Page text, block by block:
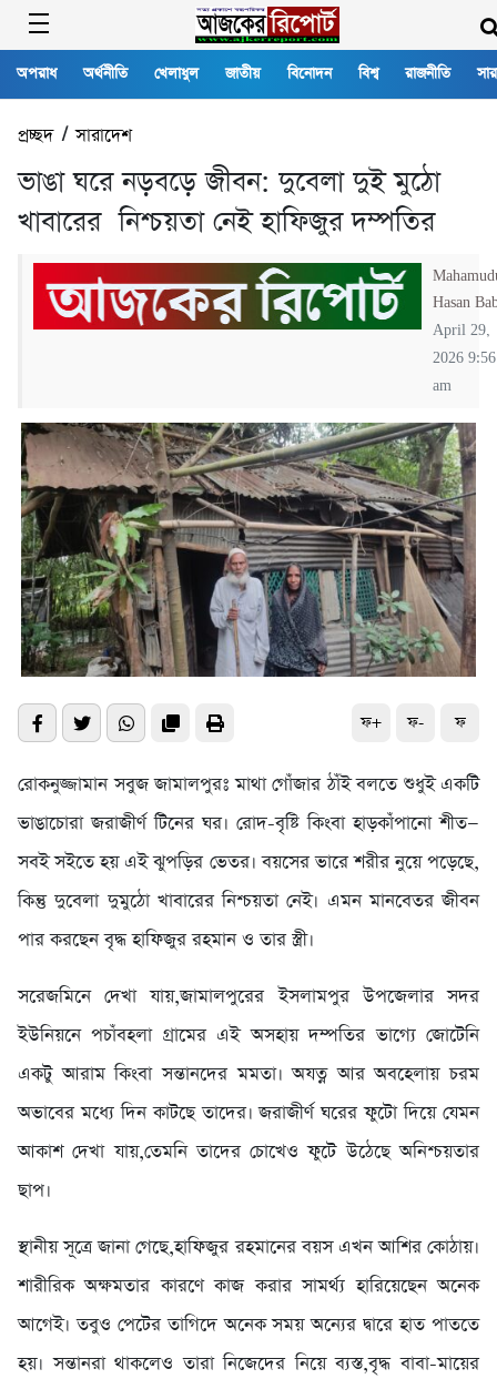
অপরাধ অর্থনীতি খেলাধুল জাতীয় বিনোদন বিশ্ব রাজনীতি
প্রচ্ছদ/সারাদেশ
ভাঙা ঘরে নড়বড়ে জীবন: দুবেলা দুই মুঠো
খাবারের নিশ্চয়তা নেই হাফিজুর দম্পতির
Hasan
April 29,
2026 9:56
am
ফ+ ফ- ফ
রোকনুজ্জামান সবুজ জামালপুরঃ মাথা গোঁজার ঠাঁই বলতে শুধুই একটি
ভাঙাচোরা জরাজীর্ণ টিনের ঘর। রোদ-বৃষ্টি কিংবা হাড়কাঁপানো শীত—
সবই সইতে হয় এই ঝুপড়ির ভেতর। বয়সের ভারে শরীর নুয়ে পড়েছে,
কিন্তু দুবেলা দুমুঠো খাবারের নিশ্চয়তা নেই। এমন মানবেতর জীবন
পার করছেন বৃদ্ধ হাফিজুর রহমান ও তার স্ত্রী।
​সরেজমিনে দেখা যায়,জামালপুরের ইসলামপুর উপজেলার সদর
ইউনিয়নে পচাঁবহলা গ্রামের এই অসহায় দম্পতির ভাগ্যে জোটেনি
একটু আরাম কিংবা সন্তানদের মমতা। অযত্ন আর অবহেলায় চরম
অভাবের মধ্যে দিন কাটছে তাদের। জরাজীর্ণ ঘরের ফুটো দিয়ে যেমন
আকাশ দেখা যায়,তেমনি তাদের চোখেও ফুটে উঠেছে অনিশ্চয়তার
ছাপ।
​স্থানীয় সূত্রে জানা গেছে,হাফিজুর রহমানের বয়স এখন আশির কোঠায়।
শারীরিক অক্ষমতার কারণে কাজ করার সামর্থ্য হারিয়েছেন অনেক
আগেই। তবুও পেটের তাগিদে অনেক সময় অন্যের দ্বারে হাত পাততে
হয়। সন্তানরা থাকলেও তারা নিজেদের নিয়ে ব্যস্ত,বৃদ্ধ বাবা-মায়ের